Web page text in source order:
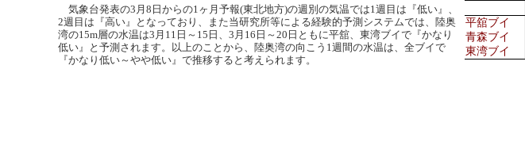
気象台発表の3月8日からの1ヶ月予報(東北地方)の週別の気温では1週目は『低い』、
2週目は『高い』となっており、また当研究所等による経験的予測システムでは、陸奥
湾の15m層の水温は3月11日～15日、3月16日～20日ともに平舘、東湾ブイで『かなり
低い』と予測されます。以上のことから、陸奥湾の向こう1週間の水温は、全ブイで
『かなり低い～やや低い』で推移すると考えられます。
平舘ブイ
青森ブイ
東湾ブイ